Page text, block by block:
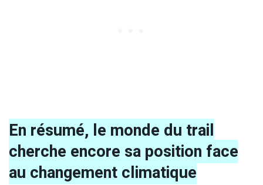
En résumé, le monde du trail
cherche encore sa position face
au changement climatique